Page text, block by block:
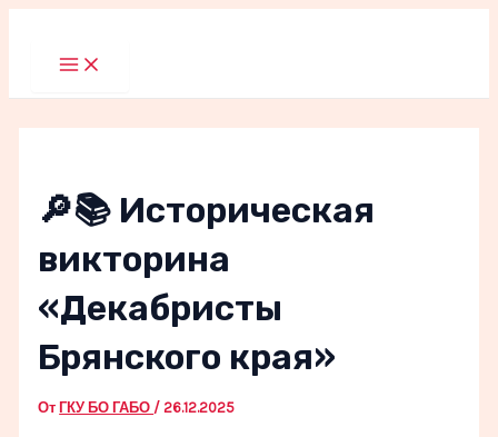
Main
Menu
🔎📚 Историческая
викторина
«Декабристы
Брянского края»
ОтГКУ БО ГАБО /26.12.2025